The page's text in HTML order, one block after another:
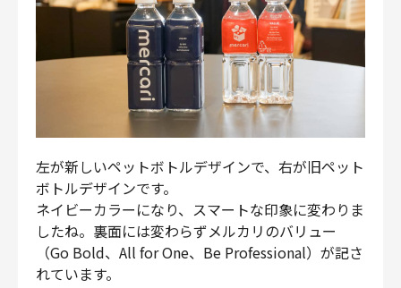
左が新しいペットボトルデザインで、右が旧ペット
ボトルデザインです。
ネイビーカラーになり、スマートな印象に変わりま
したね。裏面には変わらずメルカリのバリュー
（Go Bold、All for One、Be Professional）が記さ
れています。